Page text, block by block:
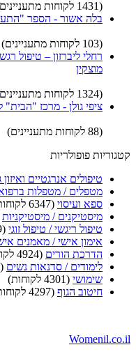
(1431 לקוחות מתעניינים)
בלה אשור - הספר
(103 לקוחות מתעניינים)
רחלי ליברזון – טיפול
מוצקין
(1324 לקוחות מתעניינים)
ציפי גולן - מרכז "הבית"
(88 לקוחות מתעניינים)
קטגוריות פופולריות
טיפולים אנרגטיים
מטפלים / מטפלות
ספא ועיסוי (6347 לקוחות)
מיסטיקנים / מיסטיקניות
טיפול ריגשי / טיפול זוגי (5229 לקוחות)
אימון אישי / מאמנים
הדרכת הורים (4924 לקוחות)
לימודים / סדנאות נשים (4886 לקוחות)
שימושי (4301 לקוחות)
חיטוב הגוף (4297 לקוחות)
Womenil.co.il